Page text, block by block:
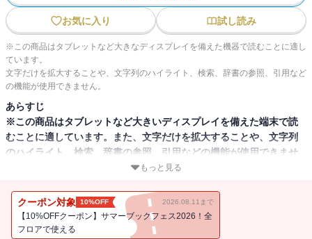
お気に入り 試し読み
※この商品はタブレットなど大きなディスプレイを備えた機器で読むことに適し
ています。
文字だけを拡大することや、文字列のハイライト、検索、辞書の参照、引用など
の機能が使用できません。
あらすじ
※この商品はタブレットなど大きいディスプレイを備えた端末で読
むことに適しています。また、文字だけを拡大することや、文字列
のハイライト、検索、辞書の参照、引用などの機能が使用できませ
PDCAマネジメントへの正しい理解と実践に最適な一冊
PDCAの基本はこれ一冊で完璧！
もっと見る
クーポン対象 10%OFF 2026.08.11まで
【10%OFFクーポン】サマーブックフェス2026！全
フロアで使える